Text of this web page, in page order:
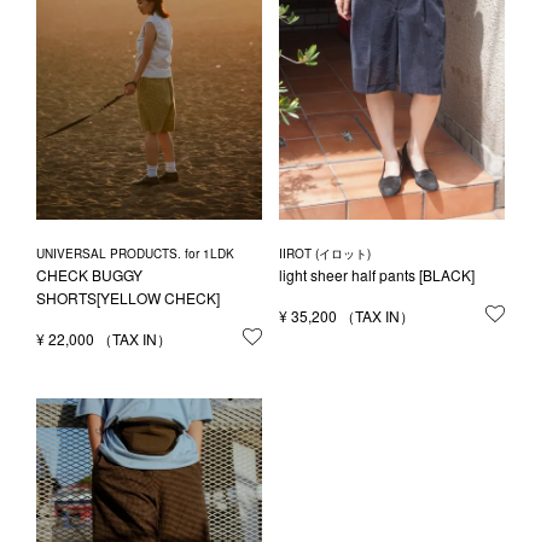
SEARCH
UNIVERSAL PRODUCTS. for 1LDK
CHECK BUGGY
SHORTS[YELLOW CHECK]
¥22,000
IIROT (イロット)
light sheer half pants [BLACK]
¥35,200